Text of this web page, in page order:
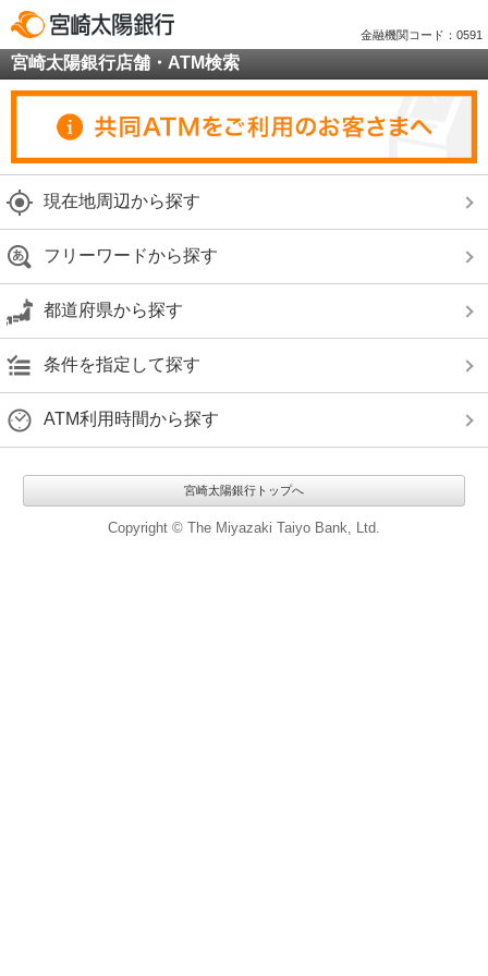
金融機関コード：0591
宮崎太陽銀行店舗・ATM検索
現在地周辺から探す
フリーワードから探す
都道府県から探す
条件を指定して探す
ATM利用時間から探す
宮崎太陽銀行トップへ
Copyright © The Miyazaki Taiyo Bank, Ltd.